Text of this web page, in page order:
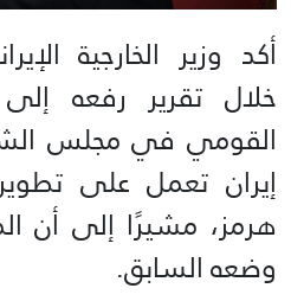
أكد وزير الخارجية
خلال تقرير رفعه
القومي في مجلس
إيران تعمل على
هرمز، مشيرًا إلى أن
وضعه السابق.